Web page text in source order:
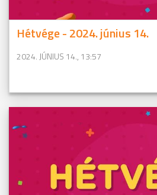
Hétvége - 2024. június 14.
2024. JÚNIUS 14., 13:57